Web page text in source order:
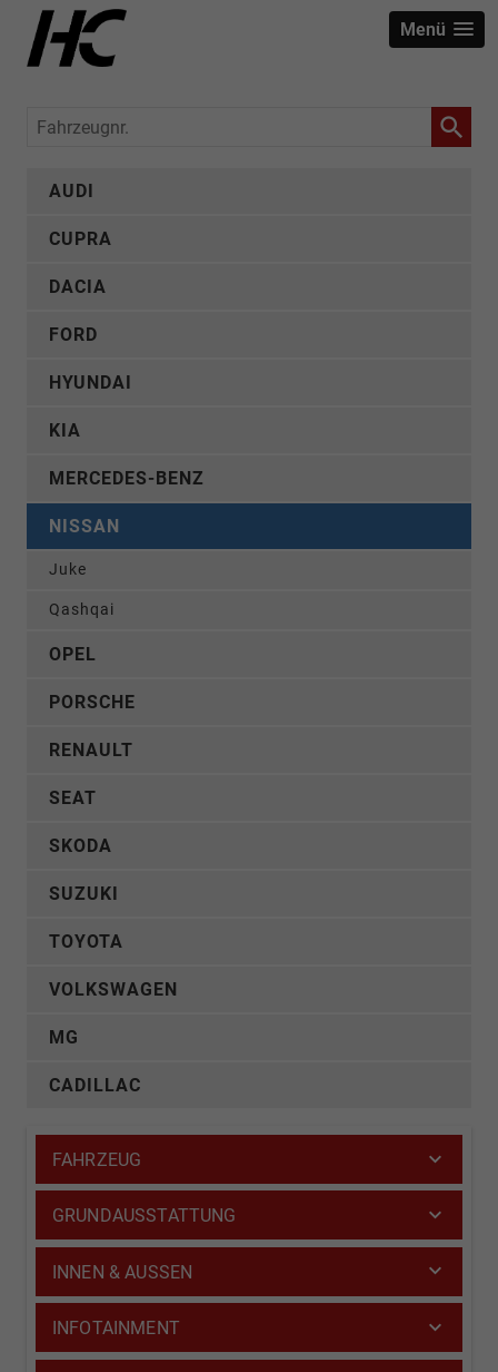
Menü
Fahrzeugnr.
AUDI
CUPRA
DACIA
FORD
HYUNDAI
KIA
MERCEDES-BENZ
NISSAN
Juke
Qashqai
OPEL
PORSCHE
RENAULT
SEAT
SKODA
SUZUKI
TOYOTA
VOLKSWAGEN
MG
CADILLAC
FAHRZEUG
GRUNDAUSSTATTUNG
INNEN & AUSSEN
INFOTAINMENT